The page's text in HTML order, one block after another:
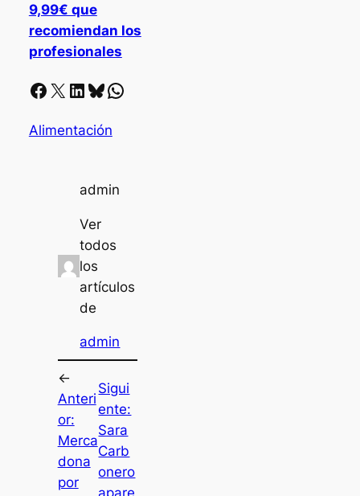
9,99€ que
recomiendan los
profesionales
Facebook X LinkedIn Bluesky Whatsapp
Alimentación
admin
Ver
todos
los
artículos
de
admin
←
Anteri
or:
Merca
dona
por
Sigui
ente:
Sara
Carb
onero